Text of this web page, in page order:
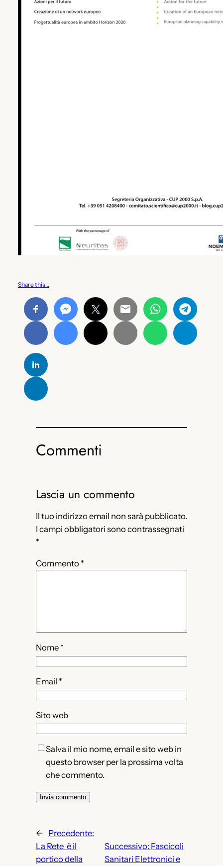
Share this…
Commenti
Lascia un commento
Il tuo indirizzo email non sarà pubblicato.
I campi obbligatori sono contrassegnati
*
Commento *
Nome *
Email *
Sito web
Salva il mio nome, email e sito web in
questo browser per la prossima volta
che commento.
←
Precedente:
La Rete è il
portico della
Successivo: Fascicoli
Sanitari Elettronici e